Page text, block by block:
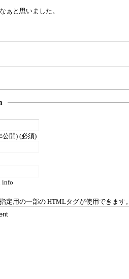
ぁと思いました。
公開) (必須)
info
定用の一部のHTMLタグが使用できます。